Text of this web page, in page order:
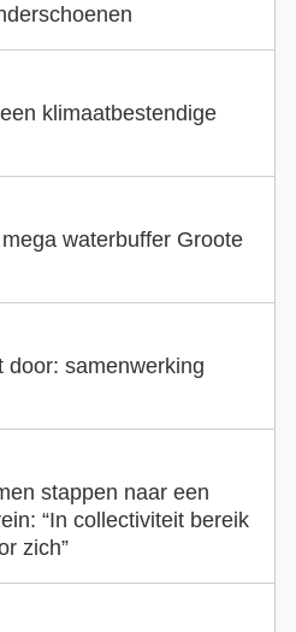
klimaatbestendige
waterbuffer Groote
door: samenwerking
stappen naar een
“In collectiviteit bereik
zich”